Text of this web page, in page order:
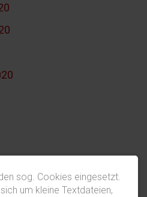
sog. Cookies eingesetzt.
um kleine Textdateien,